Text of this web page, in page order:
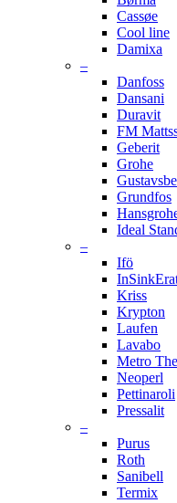
Cassøe
Cool line
Damixa
–
Danfoss
Dansani
Duravit
FM
Geberit
Grohe
Grundfos
Ideal
–
Ifö
Kriss
Krypton
Laufen
Lavabo
Metro
Neoperl
Pettinaroli
Pressalit
–
Purus
Roth
Sanibell
Termix